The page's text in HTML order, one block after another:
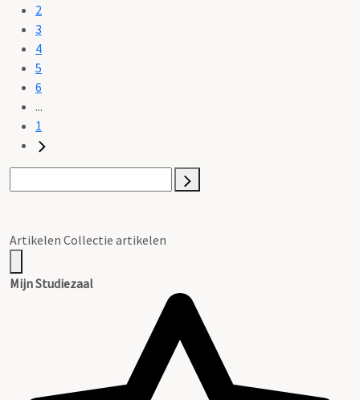
2
3
4
5
6
...
1
Artikelen Collectie artikelen
Mijn Studiezaal